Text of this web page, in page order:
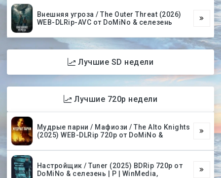
Внешняя угроза / The Outer Threat (2026)
WEB-DLRip-AVC от DoMiNo & селезень
Лучшие SD недели
Лучшие 720p недели
Мудрые парни / Мафиози / The Alto Knights
(2025) WEB-DLRip 720p от DoMiNo &
Настройщик / Tuner (2025) BDRip 720p от
DoMiNo & селезень | P | WinMedia,